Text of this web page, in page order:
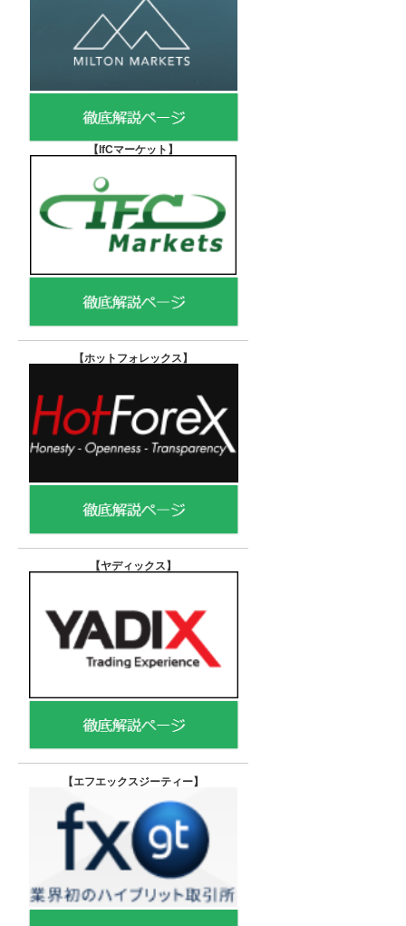
【IfCマーケット 】
【ホットフォレックス】
【ヤディックス】
【エフエックスジーティー】